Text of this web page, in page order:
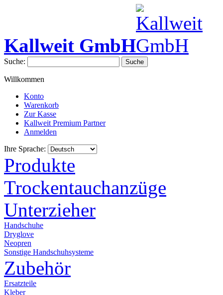
Kallweit GmbH
Suche: Suche
Willkommen
Konto
Warenkorb
Zur Kasse
Kallweit Premium Partner
Anmelden
Ihre Sprache:
Produkte
Trockentauchanzüge
Unterzieher
Handschuhe
Dryglove
Neopren
Sonstige Handschuhsysteme
Zubehör
Ersatzteile
Kleber